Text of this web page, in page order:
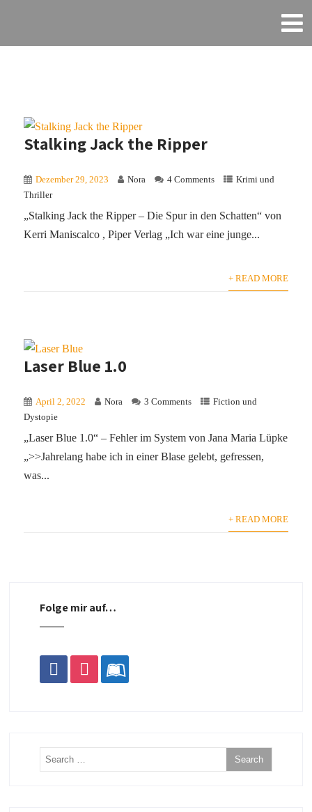
Stalking Jack the Ripper
Dezember 29, 2023 Nora 4 Comments
Krimi und
Thriller
„Stalking Jack the Ripper – Die Spur in den Schatten“ von
Kerri Maniscalco , Piper Verlag „Ich war eine junge...
+ READ MORE
Laser Blue 1.0
April 2, 2022 Nora 3 Comments
Fiction und
Dystopie
„Laser Blue 1.0“ – Fehler im System von Jana Maria Lüpke
„>>Jahrelang habe ich in einer Blase gelebt, gefressen,
was...
+ READ MORE
Folge mir auf…
facebookinstagramleanpub